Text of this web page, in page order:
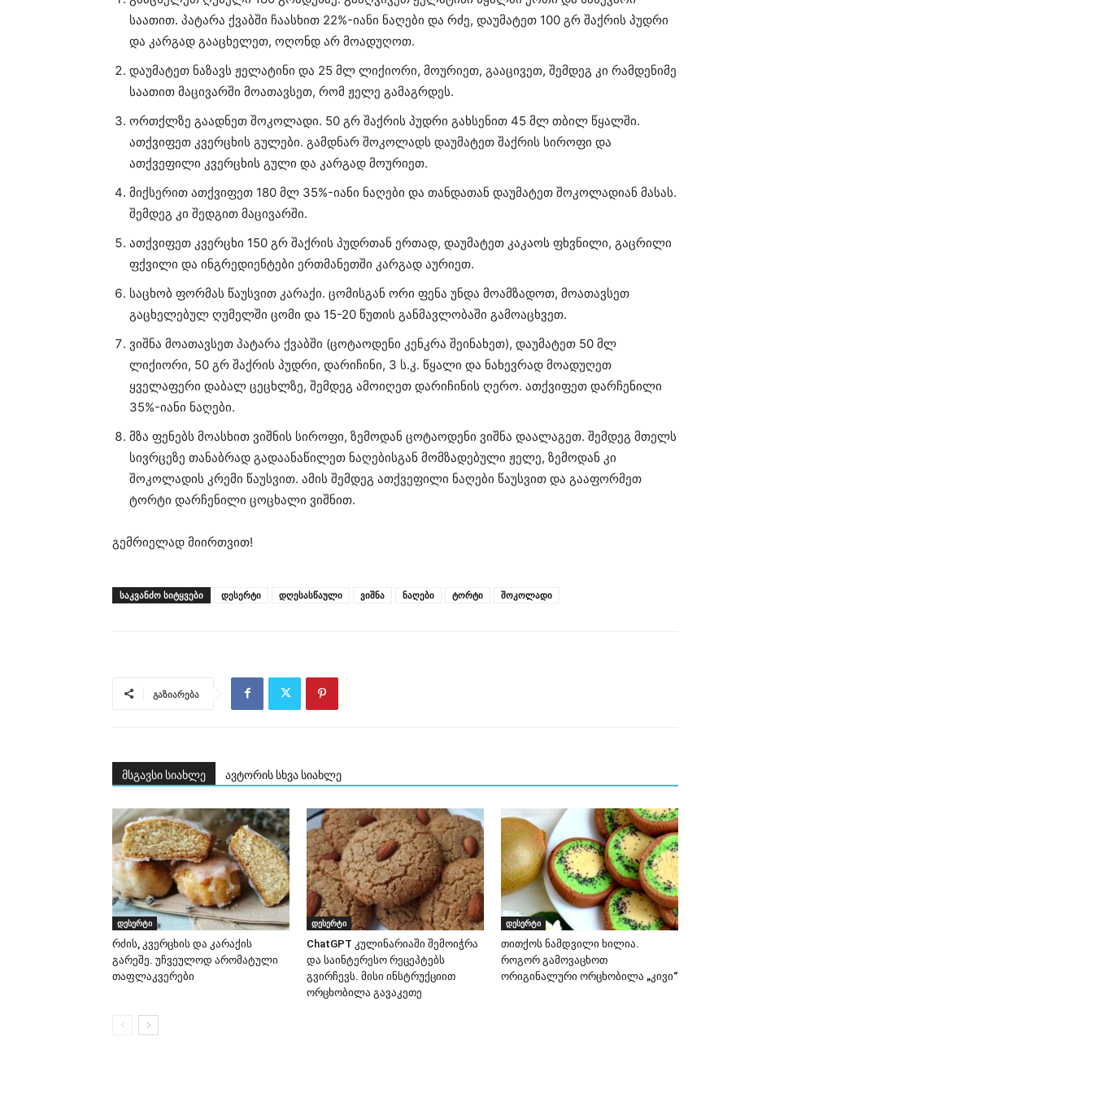
საათით. პატარა ქვაბში ჩაასხით 22%-იანი ნაღები და რძე, დაუმატეთ 100 გრ შაქრის პუდრი
და კარგად გააცხელეთ, ოღონდ არ მოადუღოთ.
დაუმატეთ ნაზავს ჟელატინი და 25 მლ ლიქიორი, მოურიეთ, გააცივეთ, შემდეგ კი რამდენიმე
საათით მაცივარში მოათავსეთ, რომ ჟელე გამაგრდეს.
ორთქლზე გაადნეთ შოკოლადი. 50 გრ შაქრის პუდრი გახსენით 45 მლ თბილ წყალში.
ათქვიფეთ კვერცხის გულები. გამდნარ შოკოლადს დაუმატეთ შაქრის სიროფი და
ათქვეფილი კვერცხის გული და კარგად მოურიეთ.
მიქსერით ათქვიფეთ 180 მლ 35%-იანი ნაღები და თანდათან დაუმატეთ შოკოლადიან მასას.
შემდეგ კი შედგით მაცივარში.
ათქვიფეთ კვერცხი 150 გრ შაქრის პუდრთან ერთად, დაუმატეთ კაკაოს ფხვნილი, გაცრილი
ფქვილი და ინგრედიენტები ერთმანეთში კარგად აურიეთ.
საცხობ ფორმას წაუსვით კარაქი. ცომისგან ორი ფენა უნდა მოამზადოთ, მოათავსეთ
გაცხელებულ ღუმელში ცომი და 15-20 წუთის განმავლობაში გამოაცხვეთ.
ვიშნა მოათავსეთ პატარა ქვაბში (ცოტაოდენი კენკრა შეინახეთ), დაუმატეთ 50 მლ
ლიქიორი, 50 გრ შაქრის პუდრი, დარიჩინი, 3 ს.კ. წყალი და ნახევრად მოადუღეთ
ყველაფერი დაბალ ცეცხლზე, შემდეგ ამოიღეთ დარიჩინის ღერო. ათქვიფეთ დარჩენილი
35%-იანი ნაღები.
მზა ფენებს მოასხით ვიშნის სიროფი, ზემოდან ცოტაოდენი ვიშნა დაალაგეთ. შემდეგ მთელს
სივრცეზე თანაბრად გადაანაწილეთ ნაღებისგან მომზადებული ჟელე, ზემოდან კი
შოკოლადის კრემი წაუსვით. ამის შემდეგ ათქვეფილი ნაღები წაუსვით და გააფორმეთ
ტორტი დარჩენილი ცოცხალი ვიშნით.
გემრიელად მიირთვით!
ᲡᲐᲙᲕᲐᲜᲫᲝ ᲡᲘᲢᲧᲕᲔᲑᲘ დესერტი დღესასწაული ვიშნა ნაღები ტორტი შოკოლადი
გაზიარება
მსგავსი სიახლე ავტორის სხვა სიახლე
დესერტი
რძის, კვერცხის და კარაქის
გარეშე. უჩვეულოდ არომატული
თაფლაკვერები
დესერტი
ChatGPT კულინარიაში შემოიჭრა
და საინტერესო რეცეპტებს
გვირჩევს. მისი ინსტრუქციით
ორცხობილა გავაკეთე
დესერტი
თითქოს ნამდვილი ხილია.
როგორ გამოვაცხოთ
ორიგინალური ორცხობილა „კივი“